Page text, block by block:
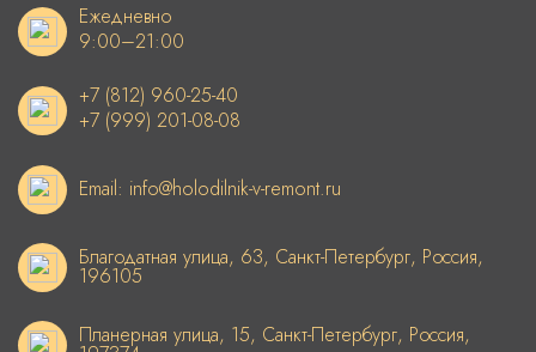
Ежедневно
9:00–21:00
+7 (812) 960-25-40
+7 (999) 201-08-08
Email: info@holodilnik-v-remont.ru
Благодатная улица, 63, Санкт-Петербург, Россия,
196105
Планерная улица, 15, Санкт-Петербург, Россия,